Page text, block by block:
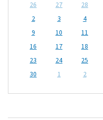
26
27 28
2
3 4
9
10 11
16
17 18
23
24 25
30
1 2